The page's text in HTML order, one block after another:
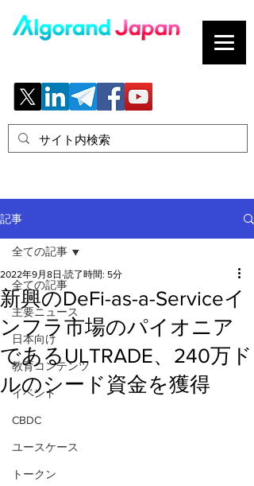
記事
全ての記事
主要ニュース
日本向け
教育コンテンツ
イベント
CBDC
ユースケース
トークン
全ての記事
新興のDeFi-as-a-Serviceイ
ンフラ市場のパイオニア
であるULTRADE、240万ド
ルのシード資金を獲得
2022年9月8日 読了時間: 5分